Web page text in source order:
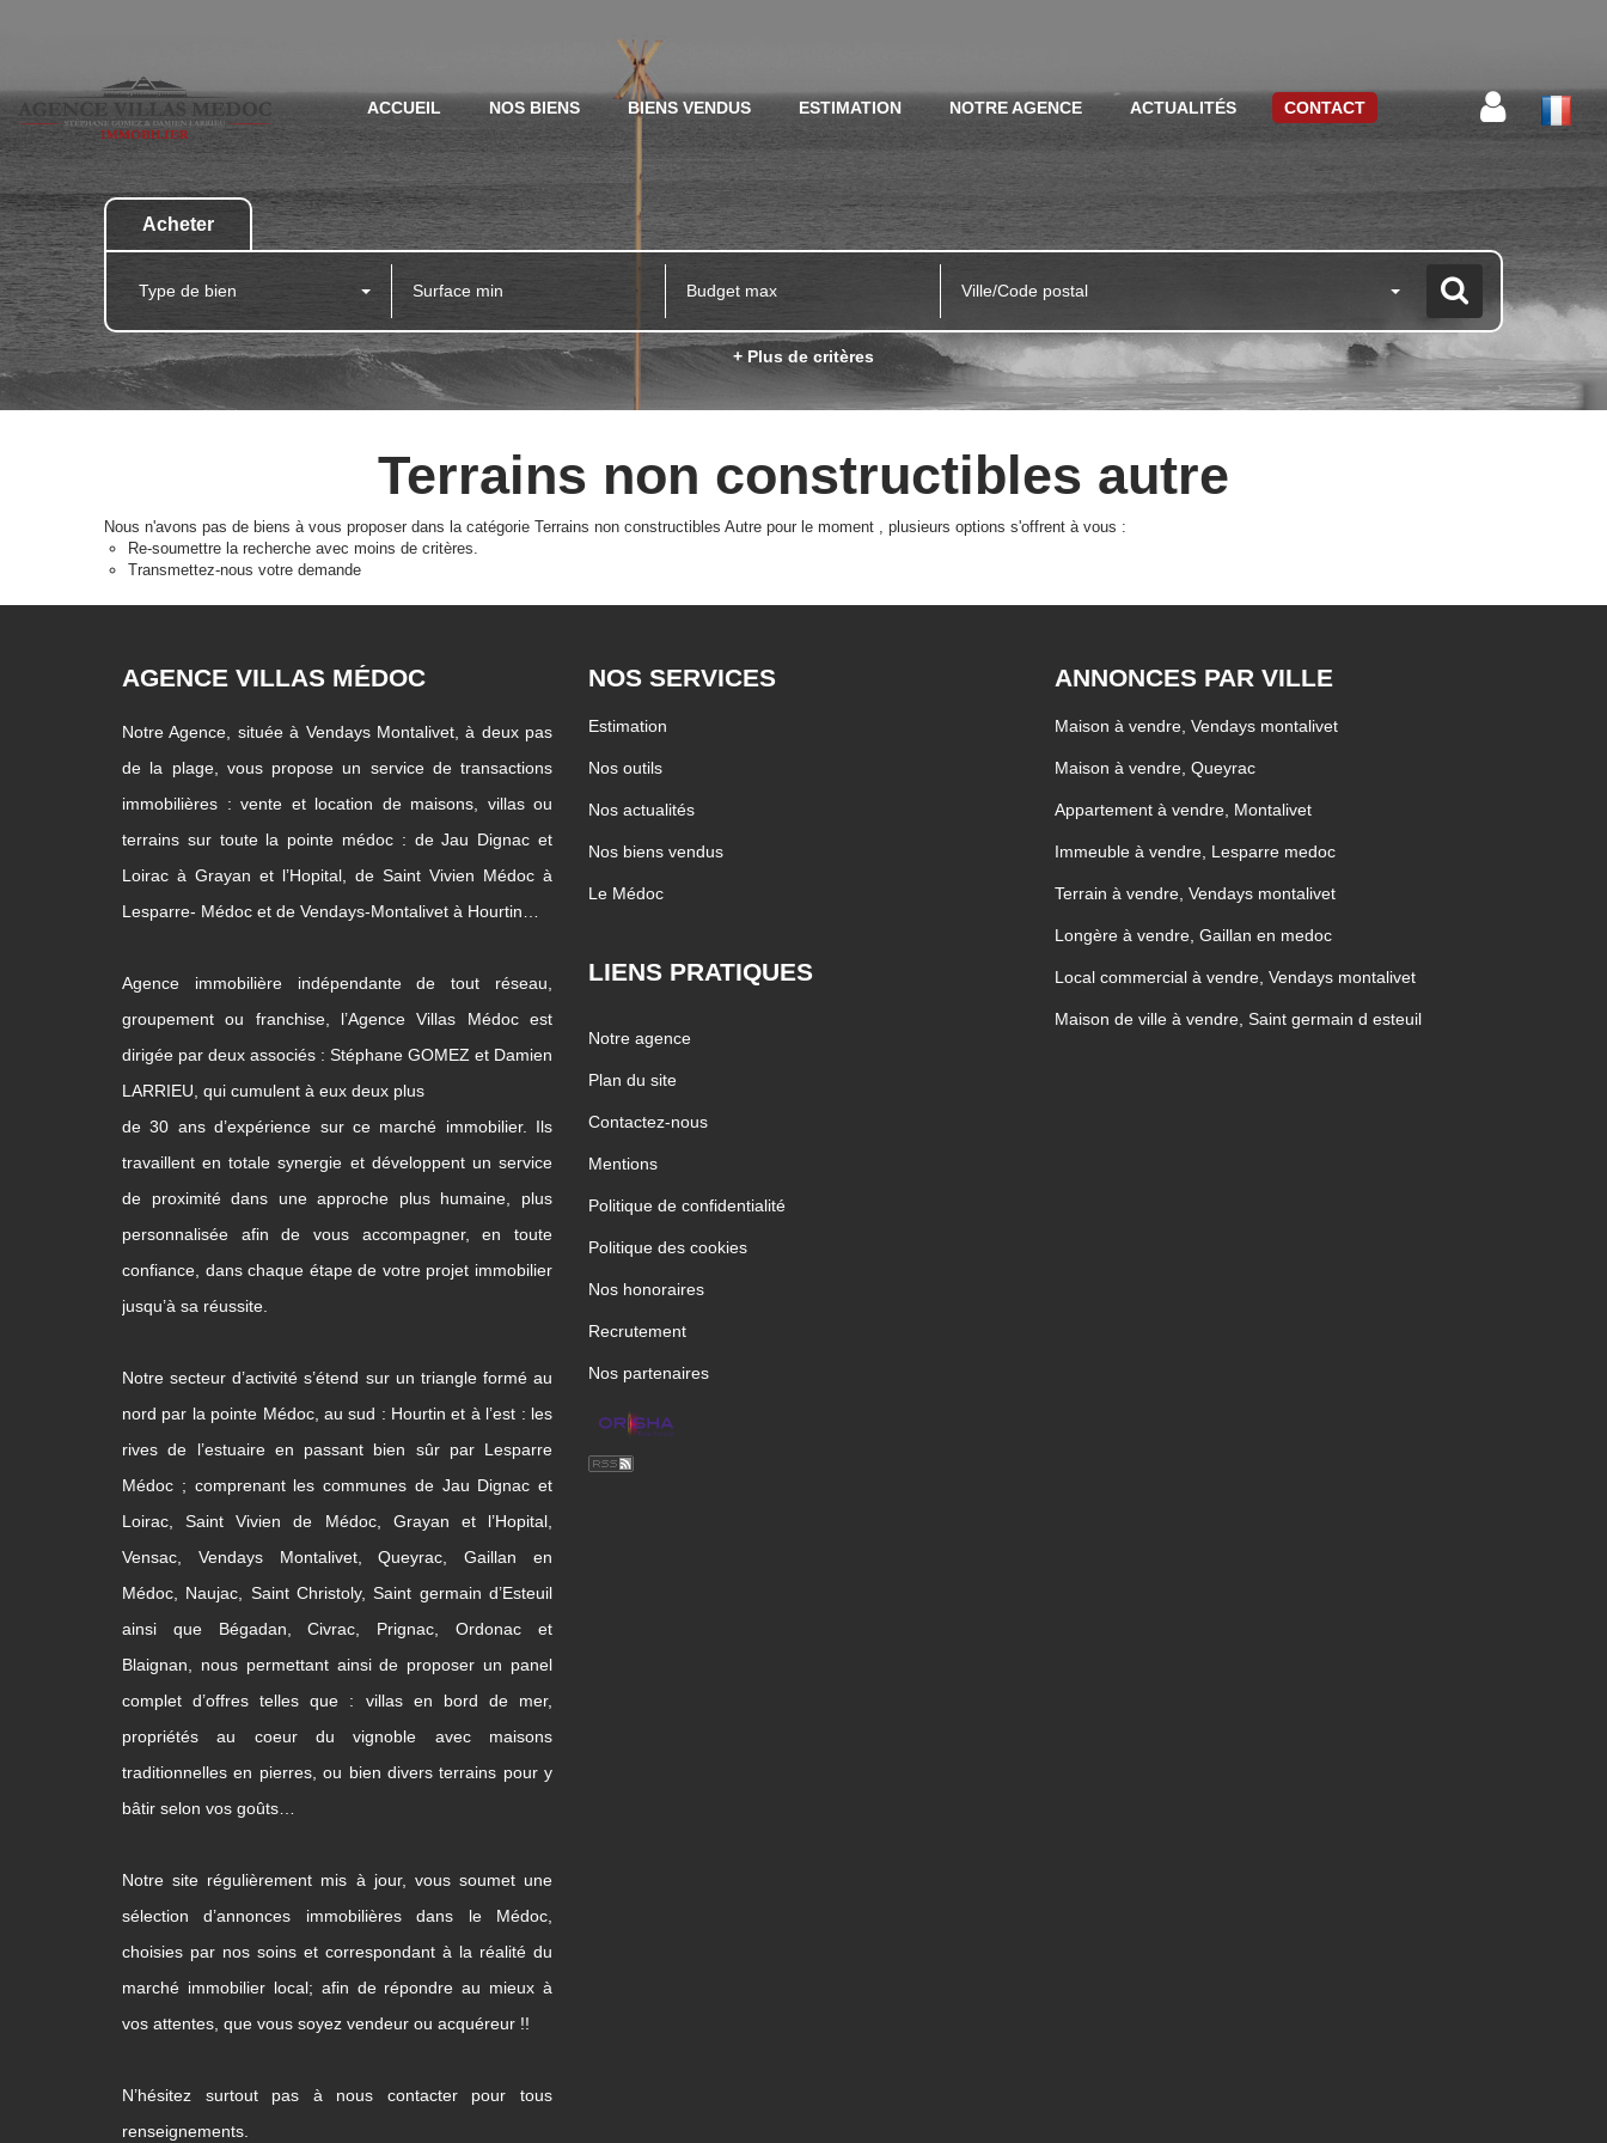
ACCUEIL NOS BIENS BIENS VENDUS ESTIMATION NOTRE AGENCE ACTUALITÉS CONTACT
Acheter
Type de bien Ville/Code postal
+ Plus de critères
Terrains non constructibles autre
Nous n'avons pas de biens à vous proposer dans la catégorie Terrains non constructibles Autre pour le moment , plusieurs options s'offrent à vous :
Re-soumettre la recherche avec moins de critères.
Transmettez-nous votre demande
AGENCE VILLAS MÉDOC
Notre Agence, située à Vendays Montalivet, à deux pas
de la plage, vous propose un service de transactions
immobilières : vente et location de maisons, villas ou
terrains sur toute la pointe médoc : de Jau Dignac et
Loirac à Grayan et l’Hopital, de Saint Vivien Médoc à
Lesparre- Médoc et de Vendays-Montalivet à Hourtin…
Agence immobilière indépendante de tout réseau,
groupement ou franchise, l’Agence Villas Médoc est
dirigée par deux associés : Stéphane GOMEZ et Damien
LARRIEU, qui cumulent à eux deux plus
de 30 ans d’expérience sur ce marché immobilier. Ils
travaillent en totale synergie et développent un service
de proximité dans une approche plus humaine, plus
personnalisée afin de vous accompagner, en toute
confiance, dans chaque étape de votre projet immobilier
jusqu’à sa réussite.
Notre secteur d’activité s’étend sur un triangle formé au
nord par la pointe Médoc, au sud : Hourtin et à l’est : les
rives de l’estuaire en passant bien sûr par Lesparre
Médoc ; comprenant les communes de Jau Dignac et
Loirac, Saint Vivien de Médoc, Grayan et l’Hopital,
Vensac, Vendays Montalivet, Queyrac, Gaillan en
Médoc, Naujac, Saint Christoly, Saint germain d’Esteuil
ainsi que Bégadan, Civrac, Prignac, Ordonac et
Blaignan, nous permettant ainsi de proposer un panel
complet d’offres telles que : villas en bord de mer,
propriétés au coeur du vignoble avec maisons
traditionnelles en pierres, ou bien divers terrains pour y
bâtir selon vos goûts…
Notre site régulièrement mis à jour, vous soumet une
sélection d’annonces immobilières dans le Médoc,
choisies par nos soins et correspondant à la réalité du
marché immobilier local; afin de répondre au mieux à
vos attentes, que vous soyez vendeur ou acquéreur !!
N’hésitez surtout pas à nous contacter pour tous
renseignements.
NOS SERVICES
Estimation
Nos outils
Nos actualités
Nos biens vendus
Le Médoc
LIENS PRATIQUES
Notre agence
Plan du site
Contactez-nous
Mentions
Politique de confidentialité
Politique des cookies
Nos honoraires
Recrutement
Nos partenaires
ANNONCES PAR VILLE
Maison à vendre, Vendays montalivet
Maison à vendre, Queyrac
Appartement à vendre, Montalivet
Immeuble à vendre, Lesparre medoc
Terrain à vendre, Vendays montalivet
Longère à vendre, Gaillan en medoc
Local commercial à vendre, Vendays montalivet
Maison de ville à vendre, Saint germain d esteuil